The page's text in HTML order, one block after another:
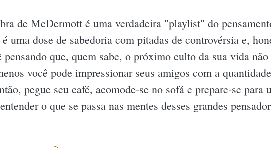
de McDermott é uma verdadeira "playlist" do
uma dose de sabedoria com pitadas de controvérsia e,
que, quem sabe, o próximo culto da sua vida
você pode impressionar seus amigos com a
pegue seu café, acomode-se no sofá e prepare-se para
o que se passa nas mentes desses grandes